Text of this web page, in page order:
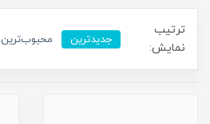
ترتیب
نمایش:
جدیدترین محبوب‌ترین